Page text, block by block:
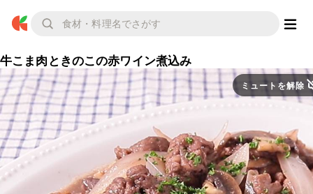
牛こま肉ときのこの赤ワイン煮込み
ミュートを解除